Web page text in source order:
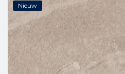
Nieuw